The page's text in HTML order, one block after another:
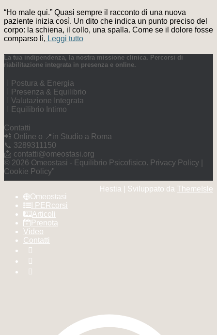
“Ho male qui.” Quasi sempre il racconto di una nuova
paziente inizia così. Un dito che indica un punto preciso del
corpo: la schiena, il collo, una spalla. Come se il dolore fosse
comparso lì, Leggi tutto
La tua indipendenza, la nostra missione clinica. Percorsi di
riabilitazione integrata in presenza e online.
Postura & Energia
Presenza & Equilibrio
Valutazione Integrata
Equilibrio Intimo
Contatti
📲 Online o 📍in Studio a Roma
📞 3289311150
📩 contatti@omeostasi.org
©️ 2026 Omeostasi - Equilibrio Psicofisico. Privacy Policy |
Cookie Policy"
Omeostasi
I PERcorsi
Articoli
Prenota
Video
Contatti
Hestia | Sviluppato da ThemeIsle